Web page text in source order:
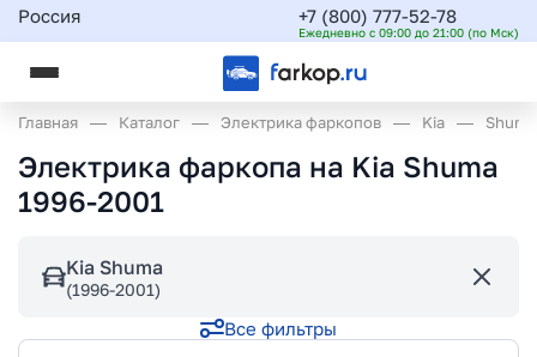
Россия +7 (800) 777-52-78
Ежедневно с 09:00 до 21:00 (по Мск)
Главная Каталог Электрика фаркопов Kia Shuma
Электрика фаркопа на Kia Shuma
1996-2001
Kia Shuma
(1996-2001)
Все фильтры